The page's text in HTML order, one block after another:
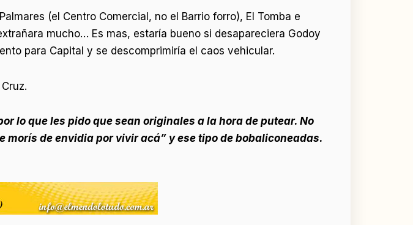
(el Centro Comercial, no el Barrio forro), El Tomba e
mucho… Es mas, estaría bueno si desapareciera Godoy
para Capital y se descomprimiría el caos vehicular.
lo que les pido que sean originales a la hora de putear. No
morís de envidia por vivir acá” y ese tipo de bobaliconeadas.